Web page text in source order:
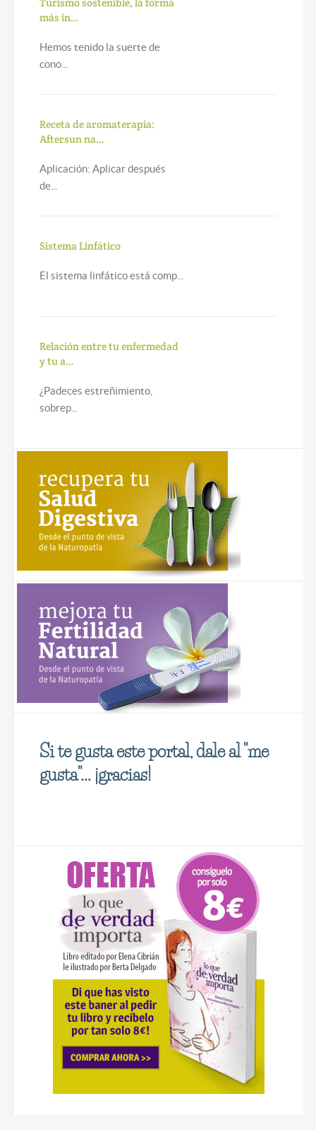
Turismo sostenible, la forma
más in…
Hemos tenido la suerte de
cono...
Receta de aromaterapia:
Aftersun na…
Aplicación: Aplicar después
de...
Sistema Linfático
El sistema linfático está comp...
Relación entre tu enfermedad
y tu a…
¿Padeces estreñimiento,
sobrep...
Si te gusta este portal, dale al "me
gusta"... ¡gracias!